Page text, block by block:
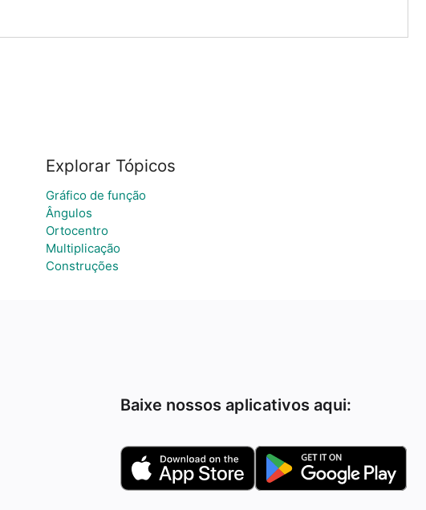
Explorar Tópicos
Gráfico de função
Ângulos
Ortocentro
Multiplicação
Construções
Baixe nossos aplicativos aqui: